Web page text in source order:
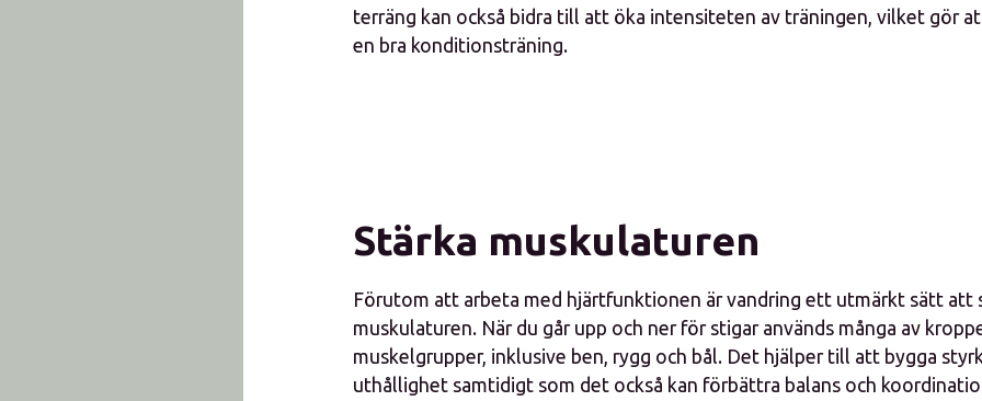
terräng kan också bidra till att öka intensiteten av träningen, vilket gör
en bra konditionsträning.
Stärka muskulaturen
Förutom att arbeta med hjärtfunktionen är vandring ett utmärkt sätt att
muskulaturen. När du går upp och ner för stigar används många av
muskelgrupper, inklusive ben, rygg och bål. Det hjälper till att bygga
uthållighet samtidigt som det också kan förbättra balans och